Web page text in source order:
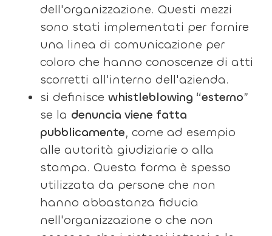
dell'organizzazione. Questi mezzi
sono stati implementati per fornire
una linea di comunicazione per
coloro che hanno conoscenze di atti
scorretti all'interno dell'azienda.
si definiscewhistleblowing “esterno”
se la denuncia viene fatta
pubblicamente, come ad esempio
alle autorità giudiziarie o alla
stampa. Questa forma è spesso
utilizzata da persone che non
hanno abbastanza fiducia
nell'organizzazione o che non